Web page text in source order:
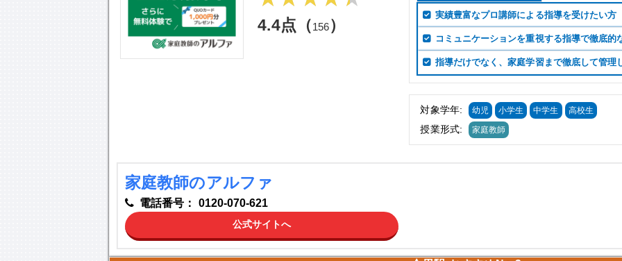
4.4点（156）
実績豊富なプロ講師による指導を受けたい方
コミュニケーションを重視する指導で徹底的
指導だけでなく、家庭学習まで徹底して管理
対象学年: 幼児 小学生 中学生 高校生
授業形式: 家庭教師
家庭教師のアルファ
電話番号： 0120-070-621
公式サイトへ